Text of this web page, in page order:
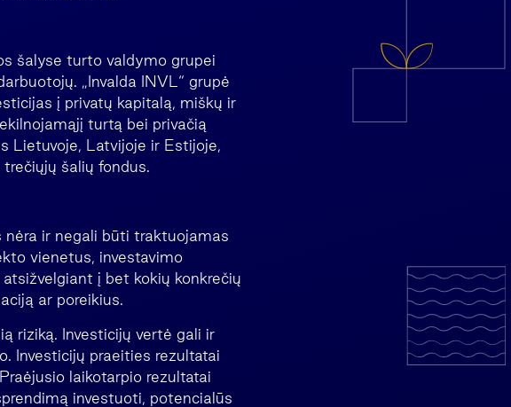
šalyse turto valdymo grupei
„Invalda INVL“ grupė
į privatų kapitalą, miškų ir
turtą bei privačią
Lietuvoje, Latvijoje ir Estijoje,
šalių fondus.
nėra ir negali būti traktuojamas
vienetus, investavimo
į bet kokių konkrečių
ar poreikius.
riziką. Investicijų vertė gali ir
Investicijų praeities rezultatai
laikotarpio rezultatai
investuoti, potencialūs